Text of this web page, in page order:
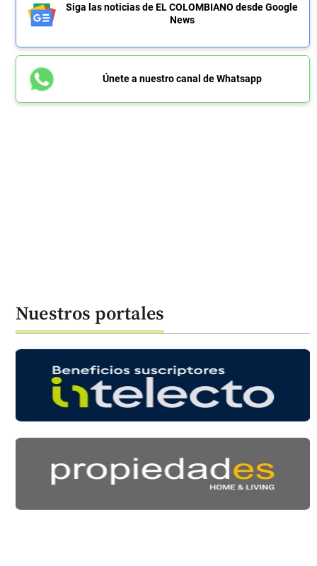
Siga las noticias de EL COLOMBIANO desde Google
News
Únete a nuestro canal de Whatsapp
Nuestros portales